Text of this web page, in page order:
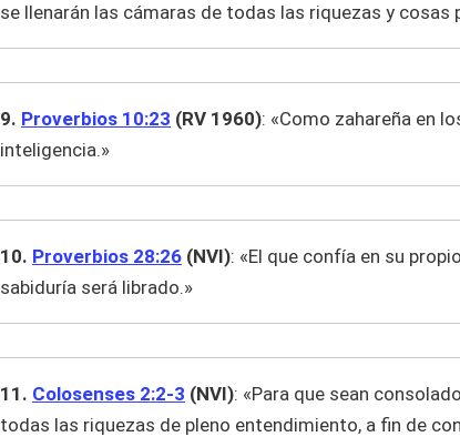
se llenarán las cámaras de todas las riquezas y cosas
9. Proverbios 10:23 (RV 1960): «Como zahareña en
inteligencia.»
10. Proverbios 28:26 (NVI): «El que confía en su
sabiduría será librado.»
11. Colosenses 2:2-3 (NVI): «Para que sean
todas las riquezas de pleno entendimiento, a fin de